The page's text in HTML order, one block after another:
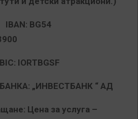
BG54
IORTBGSF
„ИНВЕСТБАНК “ АД
Цена за услуга –